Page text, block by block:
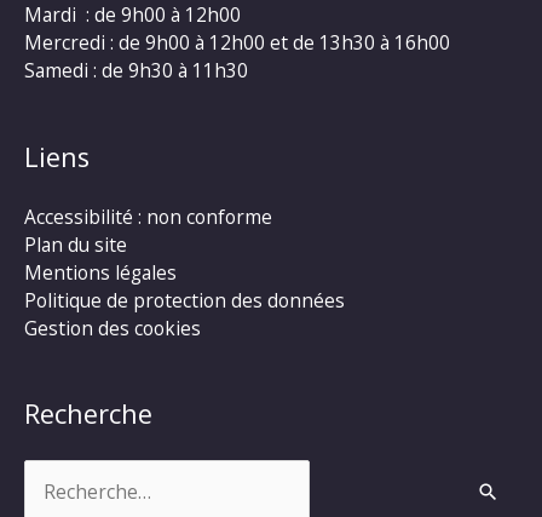
Mardi : de 9h00 à 12h00
Mercredi : de 9h00 à 12h00 et de 13h30 à 16h00
Samedi : de 9h30 à 11h30
Liens
Accessibilité : non conforme
Plan du site
Mentions légales
Politique de protection des données
Gestion des cookies
Recherche